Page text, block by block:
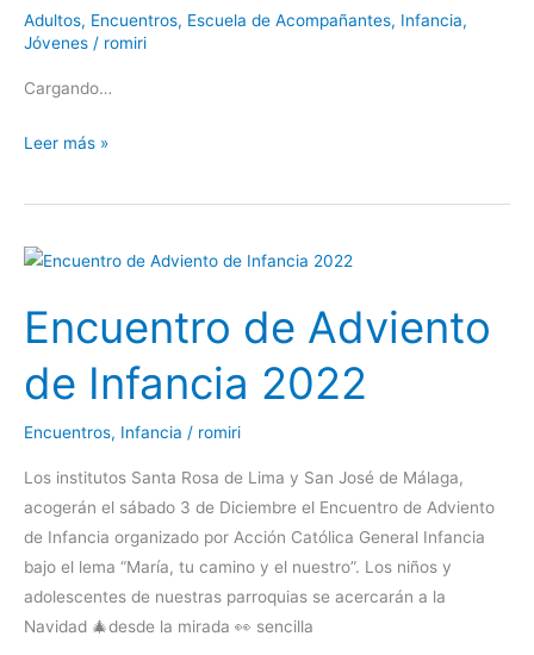
Adultos, Encuentros, Escuela de Acompañantes, Infancia,
Jóvenes / romiri
Cargando…
Leer más »
Encuentro de Adviento
de Infancia 2022
Encuentros, Infancia / romiri
Los institutos Santa Rosa de Lima y San José de Málaga,
acogerán el sábado 3 de Diciembre el Encuentro de Adviento
de Infancia organizado por Acción Católica General Infancia
bajo el lema “María, tu camino y el nuestro”. Los niños y
adolescentes de nuestras parroquias se acercarán a la
Navidad 🎄desde la mirada 👀 sencilla
Encuentro
Adviento
de
Infancia